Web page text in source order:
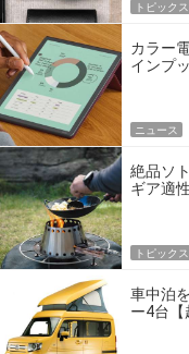
トピックス
カラー
インプ
ニュース
絶品ソ
ギア適
トピックス
車中泊
ー4台【